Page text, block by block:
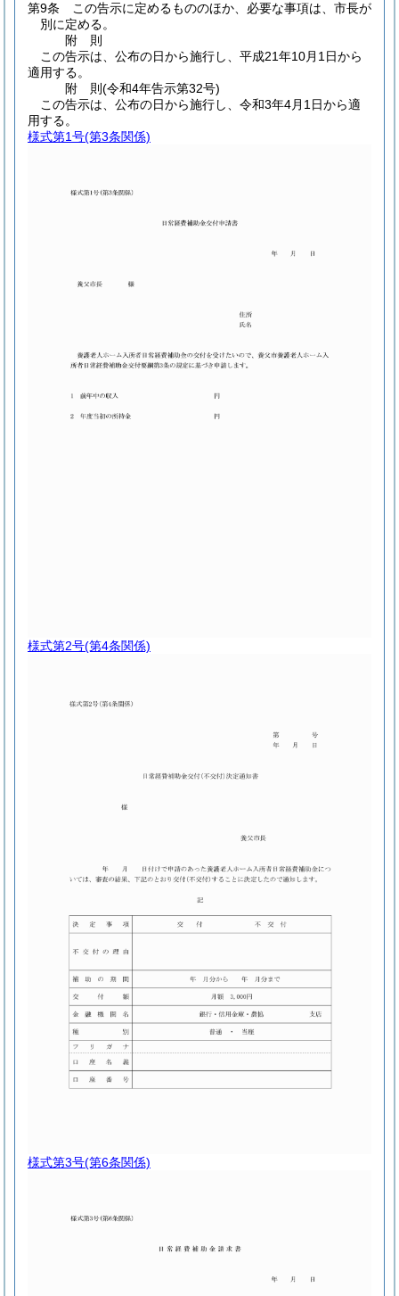
第9条
この告示に定めるもののほか、必要な事項は、市長が
別に定める。
附 則
この告示は、公布の日から施行し、平成21年10月1日から
適用する。
附 則(令和4年告示第32号)
この告示は、公布の日から施行し、令和3年4月1日から適
用する。
様式第1号(第3条関係)
様式第2号(第4条関係)
様式第3号(第6条関係)